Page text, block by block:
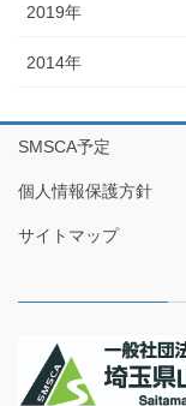
2019年
2014年
SMSCA予定
個人情報保護方針
サイトマップ